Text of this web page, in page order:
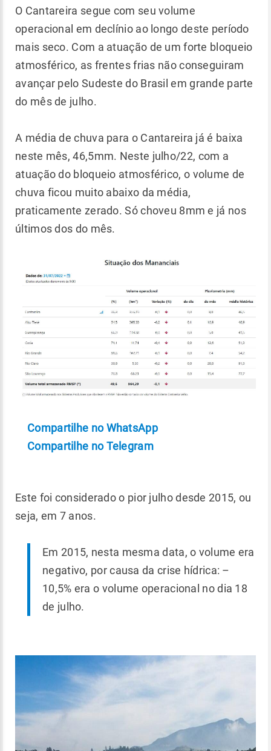
O Cantareira segue com seu volume
operacional em declínio ao longo deste período
mais seco. Com a atuação de um forte bloqueio
atmosférico, as frentes frias não conseguiram
avançar pelo Sudeste do Brasil em grande parte
do mês de julho.
A média de chuva para o Cantareira já é baixa
neste mês, 46,5mm. Neste julho/22, com a
atuação do bloqueio atmosférico, o volume de
chuva ficou muito abaixo da média,
praticamente zerado. Só choveu 8mm e já nos
últimos dos do mês.
Compartilhe no WhatsApp
Compartilhe no Telegram
Este foi considerado o pior julho desde 2015, ou
seja, em 7 anos.
Em 2015, nesta mesma data, o volume era
negativo, por causa da crise hídrica: –
10,5% era o volume operacional no dia 18
de julho.